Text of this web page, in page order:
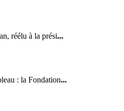
réélu à la prési...
: la Fondation...